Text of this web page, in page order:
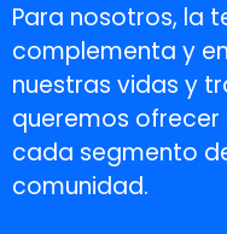
Para nosotros, la
complementa y
nuestras vidas y
queremos
cada segmento
comunidad.